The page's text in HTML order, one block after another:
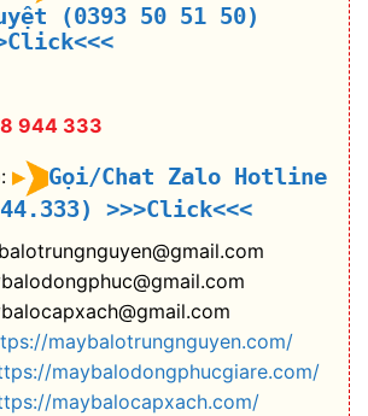
(0393 50 51 50)
944 333
Gọi/Chat Zalo Hotline
>>>Click<<<
maybalotrungnguyen.com/
maybalodongphucgiare.com/
maybalocapxach.com/